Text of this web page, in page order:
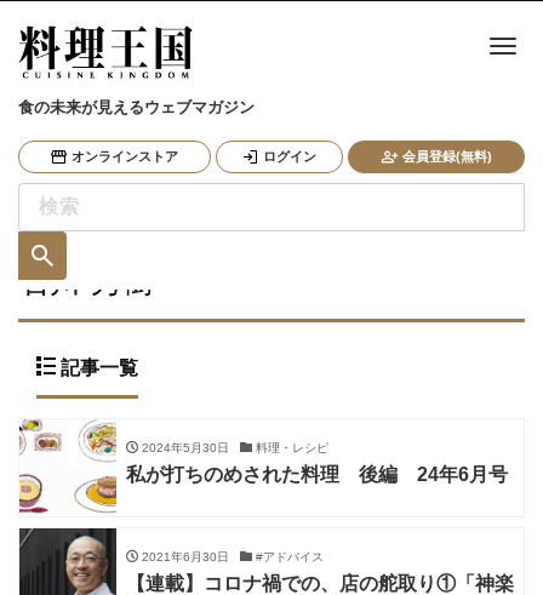
食の未来が見えるウェブマガジン
オンラインストア ログイン 会員登録(無料)
ナ
石川-秀樹
記事一覧
2024年5月30日 料理・レシピ
私が打ちのめされた料理 後編 24年6月号
2021年6月30日 #アドバイス
【連載】コロナ禍での、店の舵取り①「神楽